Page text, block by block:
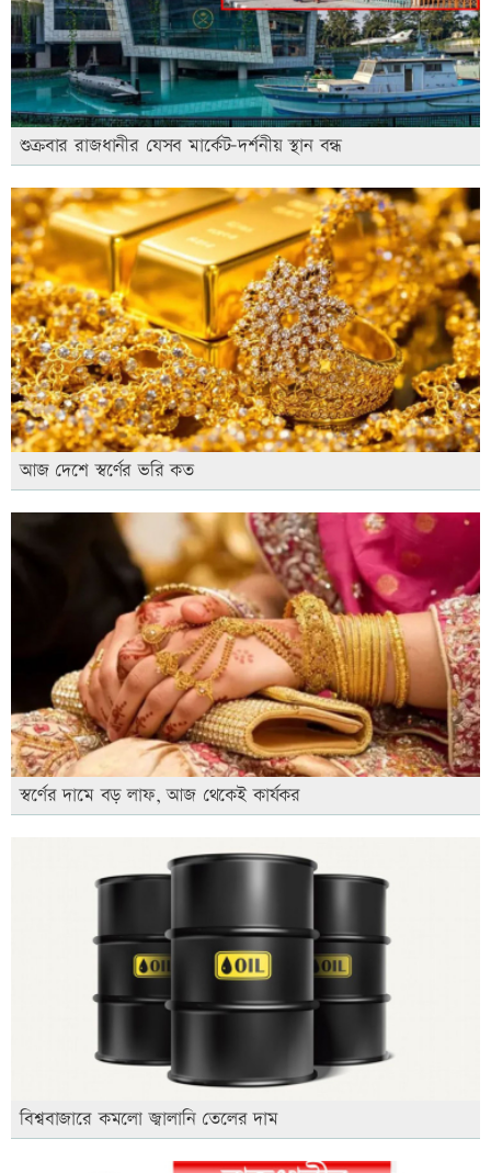
শুক্রবার রাজধানীর যেসব মার্কেট-দর্শনীয় স্থান বন্ধ
আজ দেশে স্বর্ণের ভরি কত
স্বর্ণের দামে বড় লাফ, আজ থেকেই কার্যকর
বিশ্ববাজারে কমলো জ্বালানি তেলের দাম